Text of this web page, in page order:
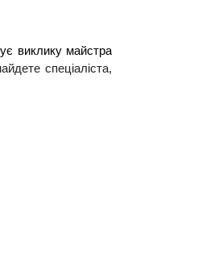
виклику майстра
спеціаліста,